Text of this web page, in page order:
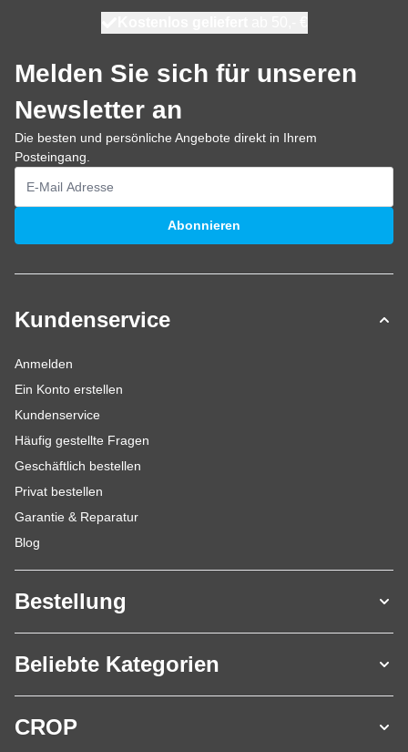
Melden Sie sich für unseren
Newsletter an
Die besten und persönliche Angebote direkt in Ihrem
Posteingang.
E-Mailadresse
Abonnieren
Kundenservice
Anmelden
Ein Konto erstellen
Kundenservice
Häufig gestellte Fragen
Geschäftlich bestellen
Privat bestellen
Garantie & Reparatur
Blog
Bestellung
Beliebte Kategorien
CROP